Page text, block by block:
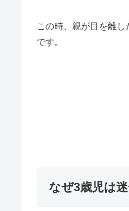
この時、親が目を離
です。
なぜ3歳児は